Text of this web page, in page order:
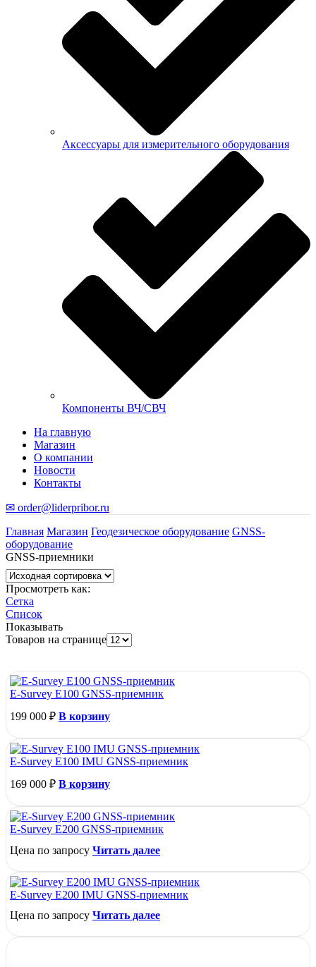
Аксессуары для измерительного оборудования
Компоненты ВЧ/СВЧ
На главную
Магазин
О компании
Новости
Контакты
✉ order@liderpribor.ru
Главная Магазин Геодезическое оборудование GNSS-
оборудование
GNSS-приемники
Просмотреть как:
Сетка
Список
Показывать
Товаров на странице
E-Survey E100 GNSS-приемник
199 000 ₽ В корзину
E-Survey E100 IMU GNSS-приемник
169 000 ₽ В корзину
E-Survey E200 GNSS-приемник
Цена по запросу Читать далее
E-Survey E200 IMU GNSS-приемник
Цена по запросу Читать далее